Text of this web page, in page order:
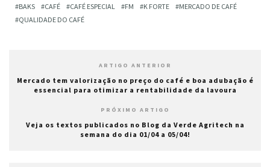
BAKS CAFÉ CAFÉ ESPECIAL FM K FORTE
MERCADO DE CAFÉ
QUALIDADE DO CAFÉ
ARTIGO ANTERIOR
Mercado tem valorização no preço do café e boa adubação é
essencial para otimizar a rentabilidade da lavoura
PRÓXIMO ARTIGO
Veja os textos publicados no Blog da Verde Agritech na
semana do dia 01/04 a 05/04!